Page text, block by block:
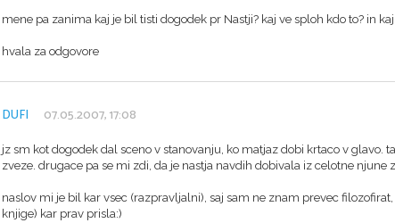
mene pa zanima kaj je bil tisti dogodek pr Nastji? kaj ve sploh kdo to? in
hvala za odgovore
DUFI 07.05.2007, 17:08
jz sm kot dogodek dal sceno v stanovanju, ko matjaz dobi krtaco v glavo.
zveze. drugace pa se mi zdi, da je nastja navdih dobivala iz celotne njune
naslov mi je bil kar vsec (razpravljalni), saj sam ne znam prevec
knjige) kar prav prisla:)